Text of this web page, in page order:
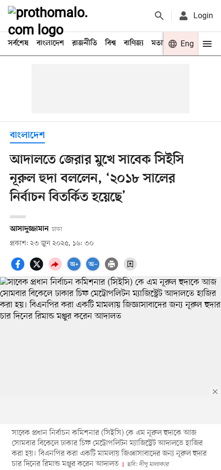
Login
সর্বশেষ বাংলাদেশ রাজনীতি বিশ্ব বাণিজ্য মতামত খেলা
Eng
বাংলাদেশ
আদালতে জেরার মুখে সাবেক সিইসি
নূরুল হুদা বললেন, ‘২০১৮ সালের
নির্বাচন বিতর্কিত হয়েছে’
আসাদুজ্জামান ঢাকা
প্রকাশ: ২৩ জুন ২০২৫, ১৬: ৩০
সাবেক প্রধান নির্বাচন কমিশনার (সিইসি) কে এম নূরুল হুদাকে আজ
সোমবার বিকেলে ঢাকার চিফ মেট্রোপলিটন ম্যাজিস্ট্রেট আদালতে হাজির
করা হয়। বিএনপির করা একটি মামলায় জিজ্ঞাসাবাদের জন্য নূরুল হুদার
চার দিনের রিমান্ড মঞ্জুর করেন আদালত
ছবি: দীপু মালাকার